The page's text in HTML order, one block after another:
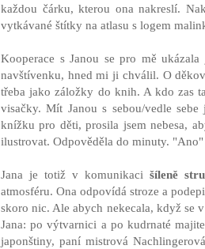
každou čárku, kterou ona nakreslí.
vytkávané štítky na atlasu s logem
Kooperace s Janou se pro mě
navštívenku, hned mi ji chválil. O
třeba jako záložky do knih. A kdo zas
visačky. Mít Janou s sebou/vedle
knížku pro děti, prosila jsem nebesa,
ilustrovat. Odpověděla do minuty.
Jana je totiž v komunikacišíleně
atmosféru. Ona odpovídá stroze a
skoro nic. Ale abych nekecala, když se
Jana: po výtvarnici a po kudrnaté
japonštiny, paní mistrová